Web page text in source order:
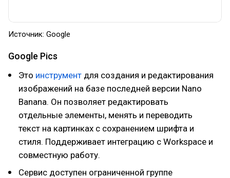
Источник: Google
Google Pics
Это инструмент для создания и редактирования
изображений на базе последней версии Nano
Banana. Он позволяет редактировать
отдельные элементы, менять и переводить
текст на картинках с сохранением шрифта и
стиля. Поддерживает интеграцию с Workspace и
совместную работу.
Сервис доступен ограниченной группе